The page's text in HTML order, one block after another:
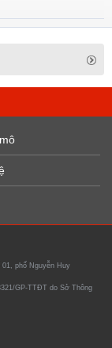
01, phố Nguyễn Huy
GP-TTĐT do Sở Thông